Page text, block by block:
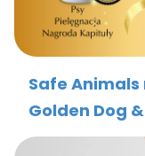
Safe
Golden Dog